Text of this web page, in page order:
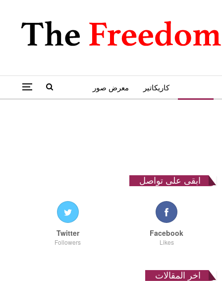
كاريكاتير معرض صور
ابقى على تواصل
Facebook
Likes
Twitter
Followers
اخر المقالات